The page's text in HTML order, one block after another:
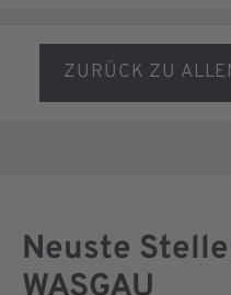
ZURÜCK ZU
Neuste